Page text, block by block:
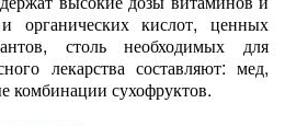
органических кислот, ценных
столь необходимых для
лекарства составляют: мед,
комбинации сухофруктов.